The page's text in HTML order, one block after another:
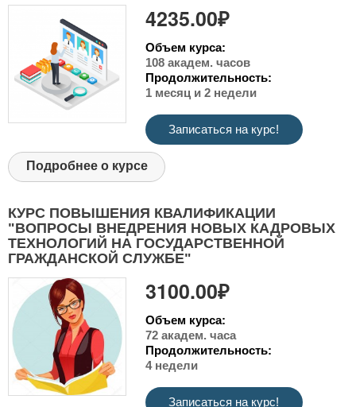
4235.00₽
Объем курса:
108 академ. часов
Продолжительность:
1 месяц и 2 недели
Записаться на курс!
Подробнее о курсе
КУРС ПОВЫШЕНИЯ КВАЛИФИКАЦИИ
"ВОПРОСЫ ВНЕДРЕНИЯ НОВЫХ КАДРОВЫХ
ТЕХНОЛОГИЙ НА ГОСУДАРСТВЕННОЙ
ГРАЖДАНСКОЙ СЛУЖБЕ"
3100.00₽
Объем курса:
72 академ. часа
Продолжительность:
4 недели
Записаться на курс!